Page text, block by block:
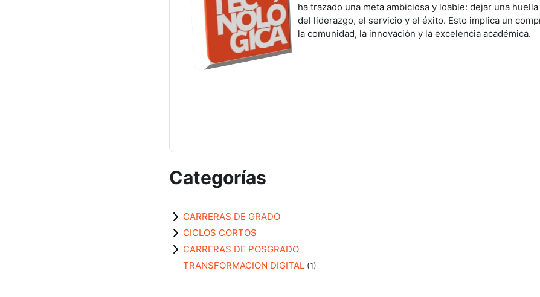
ha trazado una meta ambiciosa y loable: dejar una
del liderazgo, el servicio y el éxito. Esto implica un
la comunidad, la innovación y la excelencia académica.
Categorías
CARRERAS DE GRADO
CICLOS CORTOS
CARRERAS DE POSGRADO
TRANSFORMACION DIGITAL (1)